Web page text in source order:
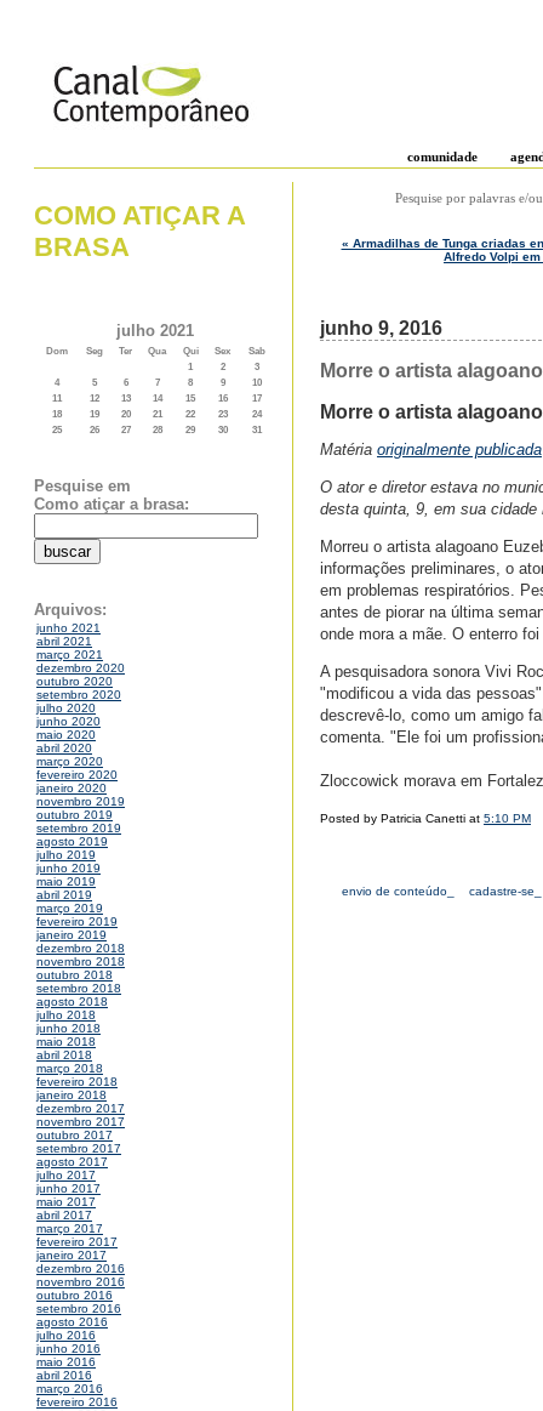
comunidade
COMO ATIÇAR A
BRASA
julho 2021
Dom Seg Ter Qua Qui Sex
Sab
1
2
3
4
5 6 7 8 9
10
11
12 13 14 15 16
17
18
19 20 21 22 23
24
25
26 27 28 29 30 31
Pesquise em
Como atiçar a brasa:
Arquivos:
junho 2021
abril 2021
março 2021
dezembro 2020
outubro 2020
setembro 2020
julho 2020
junho 2020
maio 2020
abril 2020
março 2020
fevereiro 2020
janeiro 2020
novembro 2019
outubro 2019
setembro 2019
agosto 2019
julho 2019
junho 2019
maio 2019
abril 2019
março 2019
fevereiro 2019
janeiro 2019
dezembro 2018
novembro 2018
outubro 2018
setembro 2018
agosto 2018
julho 2018
junho 2018
maio 2018
abril 2018
março 2018
fevereiro 2018
janeiro 2018
dezembro 2017
novembro 2017
outubro 2017
setembro 2017
agosto 2017
julho 2017
junho 2017
maio 2017
abril 2017
março 2017
fevereiro 2017
janeiro 2017
dezembro 2016
novembro 2016
outubro 2016
setembro 2016
agosto 2016
julho 2016
junho 2016
maio 2016
abril 2016
março 2016
fevereiro 2016
Pesquise por palavras e/
« Armadilhas de Tunga criadas
Alfredo Volpi
junho 9, 2016
Morre o artista
Morre o artista
Matéria originalmente publicada
O ator e diretor estava no
desta quinta, 9, em sua cidade
Morreu o artista alagoano
informações preliminares, o
em problemas respiratórios.
antes de piorar na última
onde mora a mãe. O enterro
A pesquisadora sonora Vivi
"modificou a vida das
descrevê-lo, como um amigo
comenta. "Ele foi um
Zloccowick morava em
Posted by Patricia Canetti at 5:10 PM
envio de conteúdo_ cadastre-se_